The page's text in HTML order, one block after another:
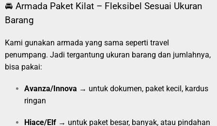
🚘 Armada Paket Kilat – Fleksibel Sesuai Ukuran
Barang
Kami gunakan armada yang sama seperti travel
penumpang. Jadi tergantung ukuran barang dan jumlahnya,
bisa pakai:
Avanza/Innova → untuk dokumen, paket kecil, kardus
ringan
Hiace/Elf → untuk paket besar, banyak, atau pindahan